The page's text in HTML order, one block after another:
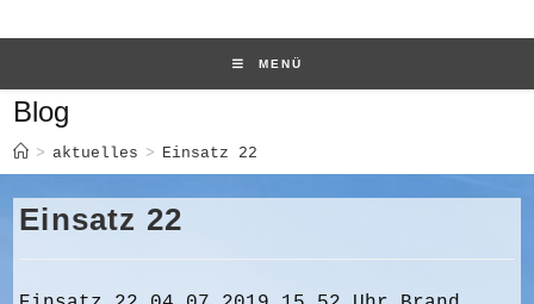
MENÜ
Blog
> aktuelles > Einsatz 22
Einsatz 22